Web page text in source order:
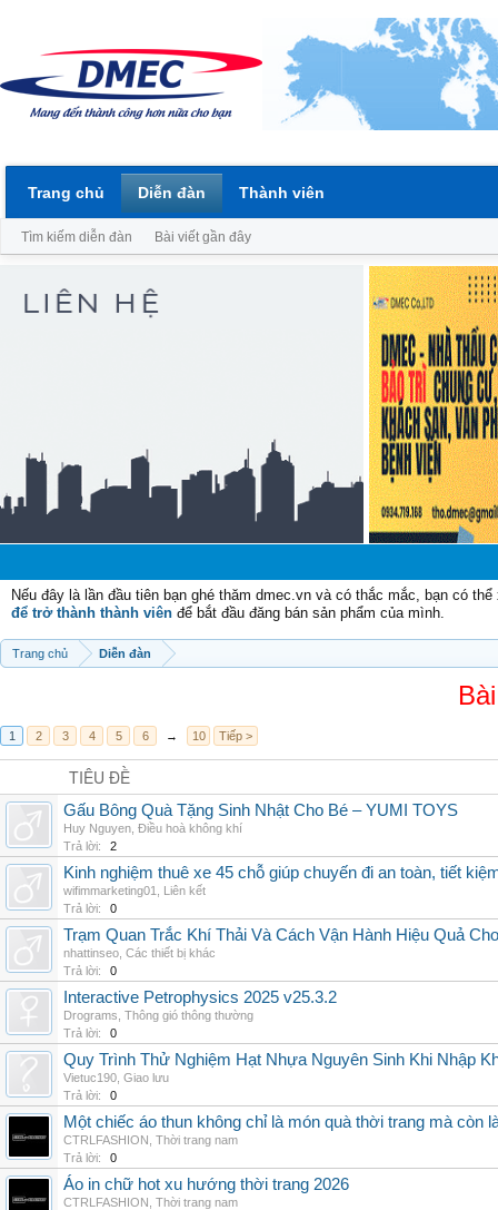
Nếu đây là lần đầu tiên bạn ghé thăm dmec.vn và có thắc mắc, bạn có
để trở thành thành viên để bắt đầu đăng bán sản phẩm của mình.
Trang chủ Diễn đàn
1 2 3 4 5 6 → 10 Tiếp >
TIÊU ĐỀ
Gấu Bông Quà Tặng Sinh Nhật Cho Bé – YUMI TOYS
Huy Nguyen Điều hoà không khí
Trả lời:
2
Kinh nghiệm thuê xe 45 chỗ giúp chuyến đi an toàn, tiết
wifimmarketing01
Liên kết
Trả lời:
0
Trạm Quan Trắc Khí Thải Và Cách Vận Hành Hiệu Quả
nhattinseo Các thiết bị khác
Trả lời:
0
Interactive Petrophysics 2025 v25.3.2
Drograms Thông gió thông thường
Trả lời:
0
Quy Trình Thử Nghiệm Hạt Nhựa Nguyên Sinh Khi Nhập
Vietuc190 Giao lưu
Trả lời:
0
Một chiếc áo thun không chỉ là món quà thời trang mà
CTRLFASHION Thời trang nam
Trả lời:
0
Áo in chữ hot xu hướng thời trang 2026
CTRLFASHION Thời trang nam
Trang chủ Diễn đàn
Tìm kiếm diễn đàn Bài viết gần đây
Thành viên